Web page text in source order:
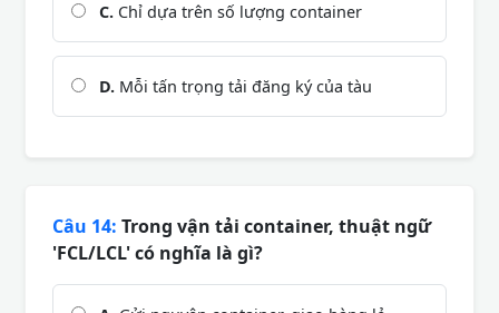
C. Chỉ dựa trên số lượng container
D. Mỗi tấn trọng tải đăng ký của tàu
Câu 14: Trong vận tải container, thuật ngữ
'FCL/LCL' có nghĩa là gì?